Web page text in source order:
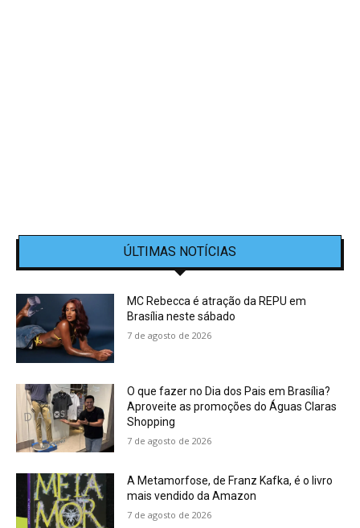
ÚLTIMAS NOTÍCIAS
MC Rebecca é atração da REPU em
Brasília neste sábado
7 de agosto de 2026
O que fazer no Dia dos Pais em Brasília?
Aproveite as promoções do Águas Claras
Shopping
7 de agosto de 2026
A Metamorfose, de Franz Kafka, é o livro
mais vendido da Amazon
7 de agosto de 2026